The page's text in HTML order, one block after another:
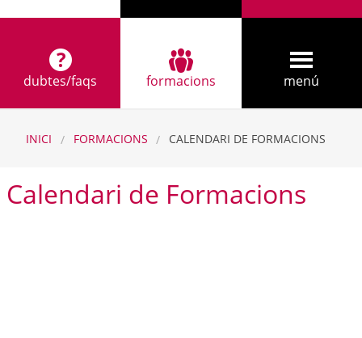
dubtes/faqs formacions menú
INICI FORMACIONS CALENDARI DE FORMACIONS
Calendari de Formacions